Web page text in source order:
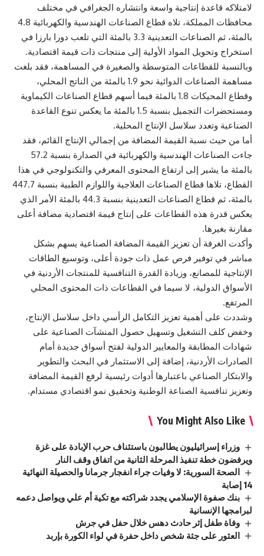
لامتلاكه قاعدة إنتاجية واسعة وانتشاره الجغرافي في مختلف
محافظات المملكة، تلاه قطاع الصناعات الهندسية والكهربائية 4.8
بالمئة، ثم الصناعات التعدينية 3.3 بالمئة التي تلعب دورا بارزا في
استخراج وتحويل المواد الأولية إلى منتجات ذات قيمة اقتصادية.
وبالنسبة للقطاعات المتوسطة والصغيرة في المساهمة، فقد بلغت
مساهمة الصناعات الدوائية نحو 1.9 بالمئة من الناتج المحلي،
وقطاع المحيكات 1.8 بالمئة فيما أسهم قطاع الصناعات الكيماوية
ومستحضرات التجميل بنسبة 1.5 بالمئة ما يعكس تنوع القاعدة
الصناعية وتعدد سلاسل الإنتاج المحلية.
أما من حيث نسبة القيمة المضافة من إجمالي الإنتاج القائم، فقد
جاءت الصناعات الهندسية والكهربائية في الصدارة بنسبة 57.2
بالمئة ما يشير إلى ارتفاع المحتوى المعرفي والتكنولوجي في هذا
القطاع، تلاها قطاع الصناعات العلاجية واللوازم الطبية بنسبة 447.7
بالمئة، ثم قطاع الصناعات التعدينية بنسبة 44.3 بالمئة الأمر الذي
يعكس قدرة هذه القطاعات على إنتاج قيمة اقتصادية مضافة أعلى
مقارنة بغيرها.
وأكدت الغرفة أن تعزيز القيمة المضافة الصناعية يسهم بشكل
مباشر في توفير فرص عمل ذات جودة أعلى، وتوسيع الطاقات
الإنتاجية للمصانع، وزيادة القدرة التنافسية للمنتجات الأردنية في
الأسواق الدولية، لا سيما في القطاعات ذات المحتوى المحلي
المرتفع.
وشددت على أهمية تعزيز التكامل الرأسي داخل سلاسل الإنتاج،
وخفض كلف التشغيل وتسهيل حصول المنشآت الصناعية على
شهادات المطابقة والمعايير الدولية لفتح أسواق جديدة أمام
الصادرات الأردنية، إضافة إلى الاستثمار في البحث والتطوير
والابتكار الصناعي باعتبارها أدوات رئيسية لرفع القيمة المضافة
وتعزيز تنافسية الصناعة الوطنية وتحقيق نمو اقتصادي مستدام.
You Might Also Like
وزراء إسرائيليون يطالبون باستئناف حرب الإبادة على غزة
ويرفضون خطة تنفيذ المرحلة الثانية من اتفاق وقف النار
الصحة السورية: لا وفيات جراء انفجار جرمانا والحصيلة النهائية
14 إصابة
بنك صفوة الإسلامي يجدد شراكته مع تكية أم علي ويواصل دعمه
لبرامجها الإنسانية
وفاة طفل إثر حادث دهس خلال حفل في جرش
العثور على جثة شخص داخل حفرة في لواء الكورة بإربد